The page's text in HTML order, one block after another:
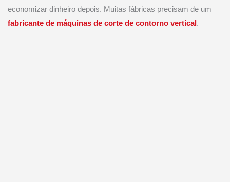
economizar dinheiro depois. Muitas fábricas precisam de um
fabricante de máquinas de corte de contorno vertical .